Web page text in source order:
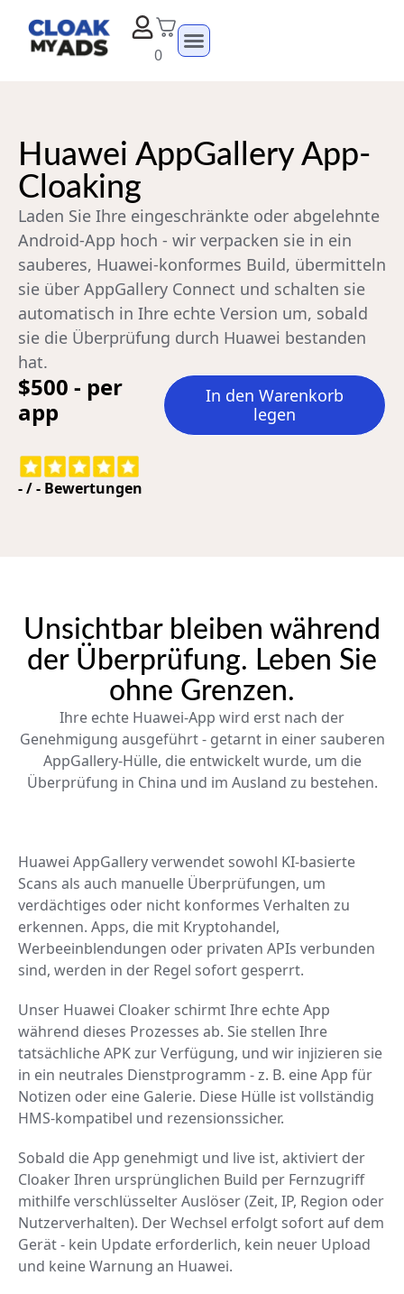
0
Huawei AppGallery App-
Cloaking
Laden Sie Ihre eingeschränkte oder abgelehnte
Android-App hoch - wir verpacken sie in ein
sauberes, Huawei-konformes Build, übermitteln
sie über AppGallery Connect und schalten sie
automatisch in Ihre echte Version um, sobald
sie die Überprüfung durch Huawei bestanden
hat.
$500 - per
app
In den Warenkorb
legen
-/- Bewertungen
Unsichtbar bleiben während
der Überprüfung. Leben Sie
ohne Grenzen.
Ihre echte Huawei-App wird erst nach der
Genehmigung ausgeführt - getarnt in einer sauberen
AppGallery-Hülle, die entwickelt wurde, um die
Überprüfung in China und im Ausland zu bestehen.
Huawei AppGallery verwendet sowohl KI-basierte
Scans als auch manuelle Überprüfungen, um
verdächtiges oder nicht konformes Verhalten zu
erkennen. Apps, die mit Kryptohandel,
Werbeeinblendungen oder privaten APIs verbunden
sind, werden in der Regel sofort gesperrt.
Unser Huawei Cloaker schirmt Ihre echte App
während dieses Prozesses ab. Sie stellen Ihre
tatsächliche APK zur Verfügung, und wir injizieren sie
in ein neutrales Dienstprogramm - z. B. eine App für
Notizen oder eine Galerie. Diese Hülle ist vollständig
HMS-kompatibel und rezensionssicher.
Sobald die App genehmigt und live ist, aktiviert der
Cloaker Ihren ursprünglichen Build per Fernzugriff
mithilfe verschlüsselter Auslöser (Zeit, IP, Region oder
Nutzerverhalten). Der Wechsel erfolgt sofort auf dem
Gerät - kein Update erforderlich, kein neuer Upload
und keine Warnung an Huawei.